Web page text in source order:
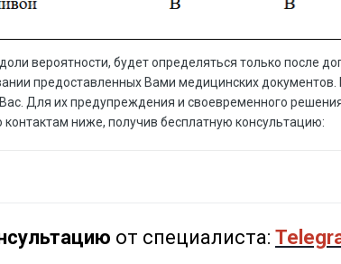
вероятности, будет определяться только после
предоставленных Вами медицинских
Для их предупреждения и своевременного
ниже, получив бесплатную консультацию:
от специалиста: